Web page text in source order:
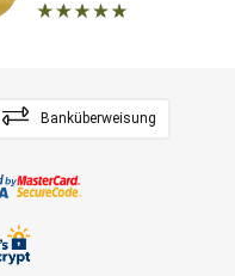
Banküberweisung